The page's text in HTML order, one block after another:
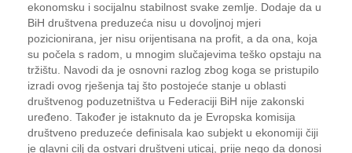
ekonomsku i socijalnu stabilnost svake zemlje. Dodaje da u
BiH društvena preduzeća nisu u dovoljnoj mjeri
pozicionirana, jer nisu orijentisana na profit, a da ona, koja
su počela s radom, u mnogim slučajevima teško opstaju na
tržištu. Navodi da je osnovni razlog zbog koga se pristupilo
izradi ovog rješenja taj što postojeće stanje u oblasti
društvenog poduzetništva u Federaciji BiH nije zakonski
uređeno. Također je istaknuto da je Evropska komisija
društveno preduzeće definisala kao subjekt u ekonomiji čiji
je glavni cilj da ostvari društveni uticaj, prije nego da donosi